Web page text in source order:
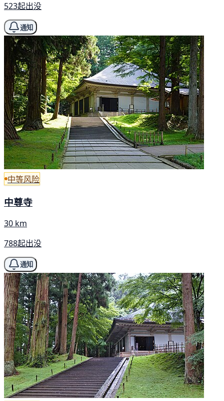
523起出没
通知
中等风险
中尊寺
30 km
788起出没
通知